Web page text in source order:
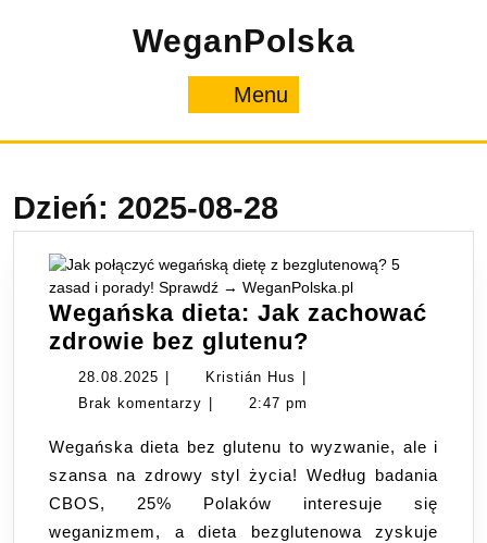
WeganPolska
Menu
Dzień: 2025-08-28
Wegańska dieta: Jak zachować
zdrowie bez glutenu?
zdrowie
bez
glutenu?
28.08.2025 28.08.2025Kristián Hus Kristián
Hus
Brak komentarzy
2:47 pm
Wegańska dieta bez glutenu to wyzwanie, ale i
szansa na zdrowy styl życia! Według badania
CBOS, 25% Polaków interesuje się
weganizmem, a dieta bezglutenowa zyskuje